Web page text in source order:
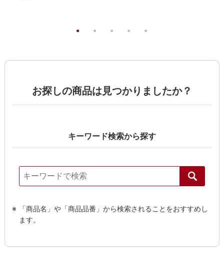
お探しの商品は見つかりましたか？
キーワード検索から探す
「商品名」や「商品品番」から検索されることをおすすめし
ます。